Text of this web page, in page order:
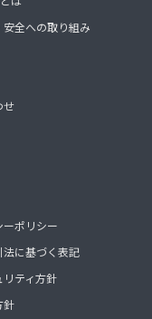
安全への取り組み
せ
ーポリシー
法に基づく表記
ティ方針
針